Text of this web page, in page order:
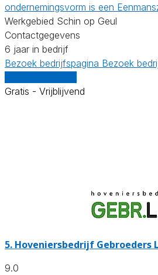
ondernemingsvorm is een
Werkgebied Schin op Geul
Contactgegevens
6 jaar in bedrijf
Bezoek bedrijfspagina Bezoek
Gratis - Vrijblijvend
5. Hoveniersbedrijf Gebroeders
9.0